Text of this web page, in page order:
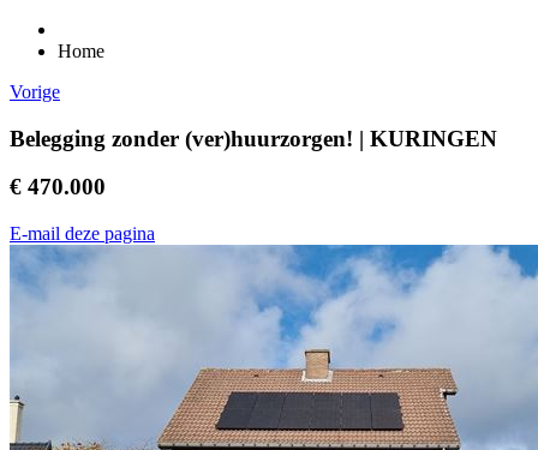
Home
Vorige
Belegging zonder (ver)huurzorgen! | KURINGEN
€ 470.000
E-mail deze pagina